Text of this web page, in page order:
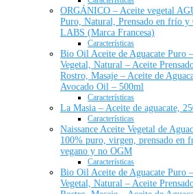
ORGÁNICO – Aceite vegetal
Puro, Natural, Prensado en frío
LABS (Marca Francesa)
Características
Bio Oil Aceite de Aguacate Puro
Vegetal, Natural – Aceite
Rostro, Masaje – Aceite de
Avocado Oil – 500ml
Características
La Masia – Aceite de aguacate,
Características
Naissance Aceite Vegetal de
100% puro, virgen, prensado en
vegano y no OGM
Características
Bio Oil Aceite de Aguacate Puro
Vegetal, Natural – Aceite